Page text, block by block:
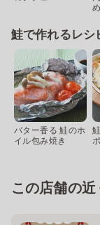
め
鮭で作れるレシ
バター香る 鮭のホ
イル包み焼き
この店舗の